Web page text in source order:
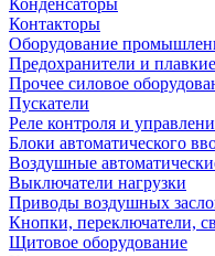
Конденсаторы
Контакторы
Оборудование
Предохранители и
Прочее силовое
Пускатели
Реле контроля и
Блоки автоматического
Воздушные
Выключатели нагрузки
Приводы воздушных
Кнопки, переключатели,
Щитовое оборудование